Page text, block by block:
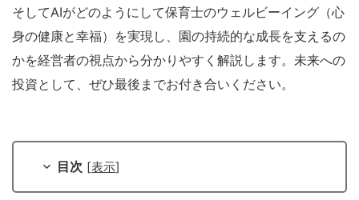
そしてAIがどのようにして保育士のウェルビーイング（心
身の健康と幸福）を実現し、園の持続的な成長を支えるの
かを経営者の視点から分かりやすく解説します。未来への
投資として、ぜひ最後までお付き合いください。
目次 [表示]